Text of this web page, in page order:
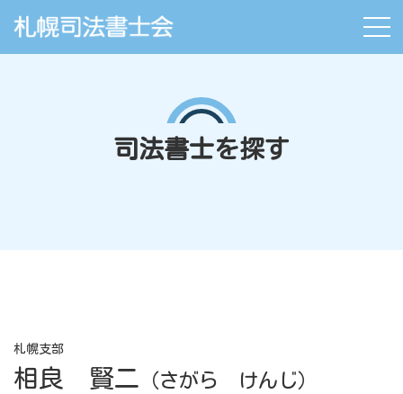
司法書士を探す
札幌支部
相良 賢二 （さがら けんじ）